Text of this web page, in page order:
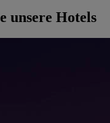
unsere Hotels